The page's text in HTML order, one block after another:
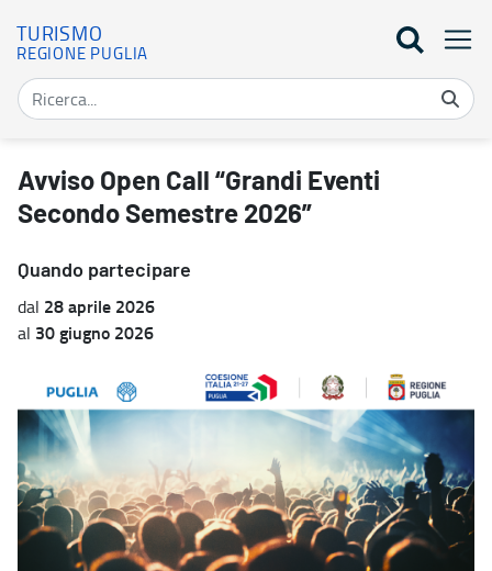
TURISMO
REGIONE PUGLIA
Avviso Open Call “Grandi Eventi Secondo Semestre 2026” -
Avviso Open Call “Grandi Eventi
Secondo Semestre 2026”
Quando partecipare
dal 28 aprile 2026
al 30 giugno 2026